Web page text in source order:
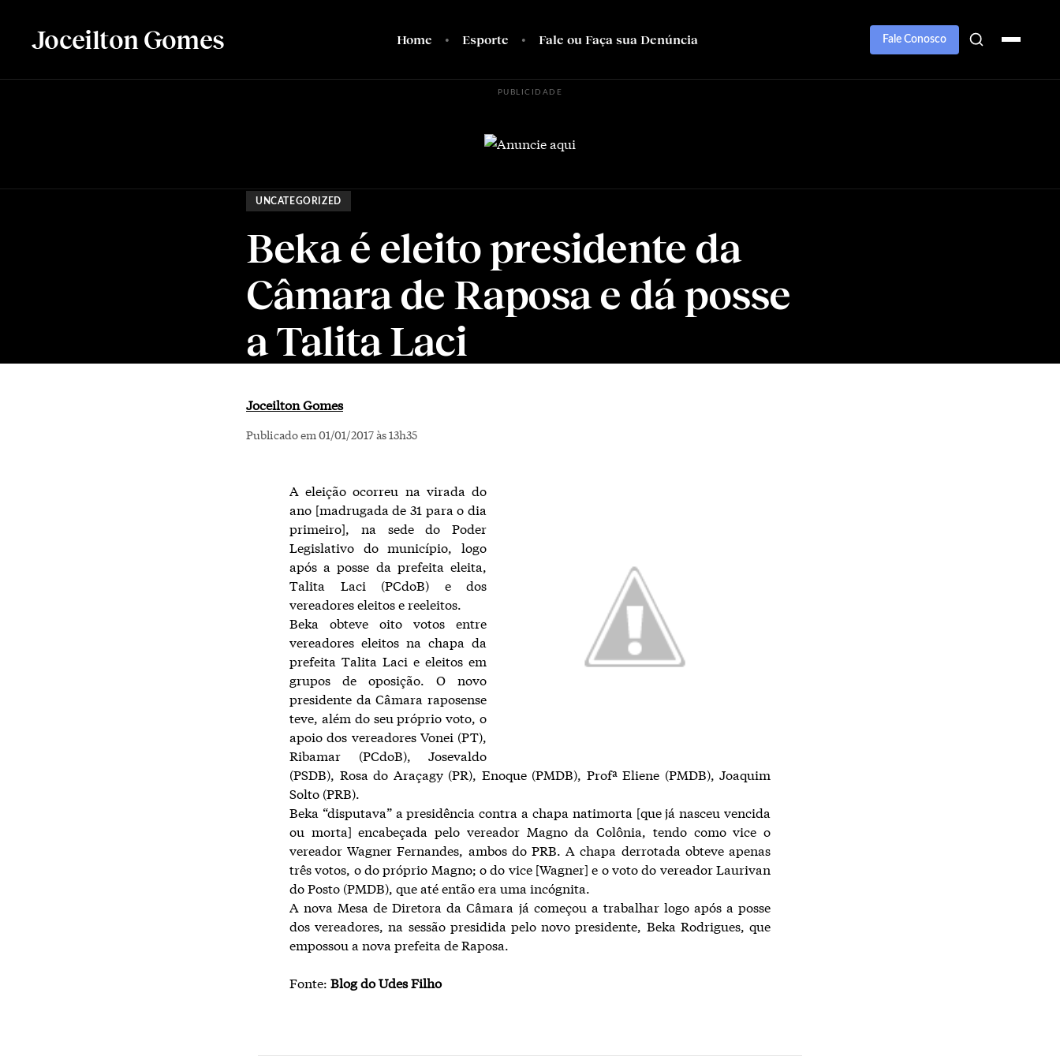
Joceilton Gomes Home Esporte Fale ou Faça sua Denúncia Fale Conosco
PUBLICIDADE
UNCATEGORIZED
Beka é eleito presidente da
Câmara de Raposa e dá posse
a Talita Laci
Joceilton Gomes
Publicado em 01/01/2017 às 13h35
A eleição ocorreu na virada do
ano [madrugada de 31 para o dia
primeiro], na sede do Poder
Legislativo do município, logo
após a posse da prefeita eleita,
Talita Laci (PCdoB) e dos
vereadores eleitos e reeleitos.
Beka obteve oito votos entre
vereadores eleitos na chapa da
prefeita Talita Laci e eleitos em
grupos de oposição. O novo
presidente da Câmara raposense
teve, além do seu próprio voto, o
apoio dos vereadores Vonei (PT),
Ribamar (PCdoB), Josevaldo
(PSDB), Rosa do Araçagy (PR), Enoque (PMDB), Profª Eliene (PMDB), Joaquim
Solto (PRB).
Beka “disputava” a presidência contra a chapa natimorta [que já nasceu vencida
ou morta] encabeçada pelo vereador Magno da Colônia, tendo como vice o
vereador Wagner Fernandes, ambos do PRB. A chapa derrotada obteve apenas
três votos, o do próprio Magno; o do vice [Wagner] e o voto do vereador Laurivan
do Posto (PMDB), que até então era uma incógnita.
A nova Mesa de Diretora da Câmara já começou a trabalhar logo após a posse
dos vereadores, na sessão presidida pelo novo presidente, Beka Rodrigues, que
empossou a nova prefeita de Raposa.
Fonte: Blog do Udes Filho